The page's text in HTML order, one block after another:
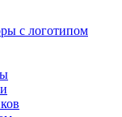
с логотипом